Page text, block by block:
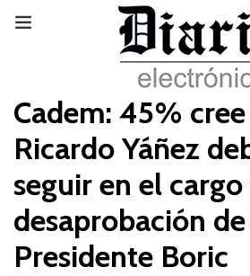
Cadem: 45%
Ricardo Yáñez
seguir en el
desaprobación de
Presidente Boric